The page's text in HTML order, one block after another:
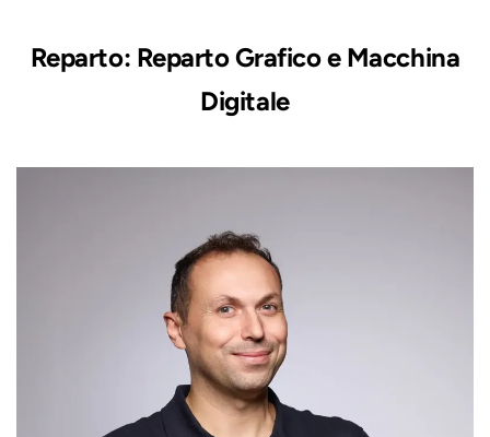
Reparto: Reparto Grafico e Macchina
Digitale